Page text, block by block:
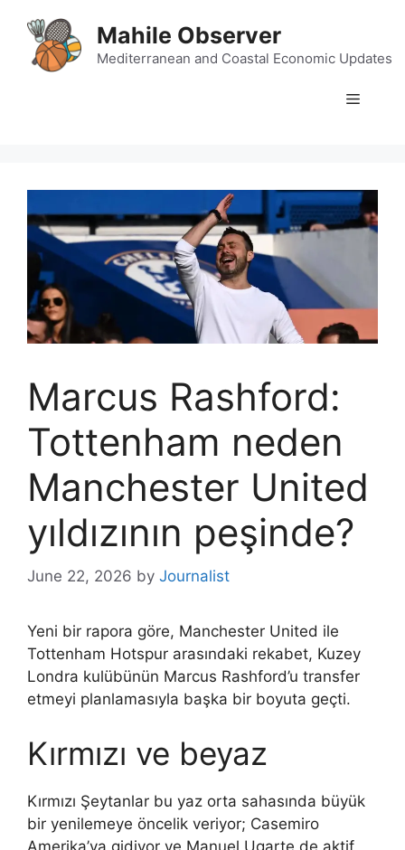
content
Mahile Observer
Mediterranean and Coastal Economic Updates
Menu
Marcus Rashford:
Tottenham neden
Manchester United
yıldızının peşinde?
June 22, 2026 by Journalist
Yeni bir rapora göre, Manchester United ile
Tottenham Hotspur arasındaki rekabet, Kuzey
Londra kulübünün Marcus Rashford’u transfer
etmeyi planlamasıyla başka bir boyuta geçti.
Kırmızı ve beyaz
Kırmızı Şeytanlar bu yaz orta sahasında büyük
bir yenilemeye öncelik veriyor; Casemiro
Amerika’ya gidiyor ve Manuel Ugarte de aktif